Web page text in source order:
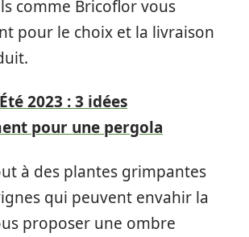
comme Bricoflor vous
pour le choix et la livraison
Été 2023 : 3 idées
pour une pergola
à des plantes grimpantes
qui peuvent envahir la
proposer une ombre